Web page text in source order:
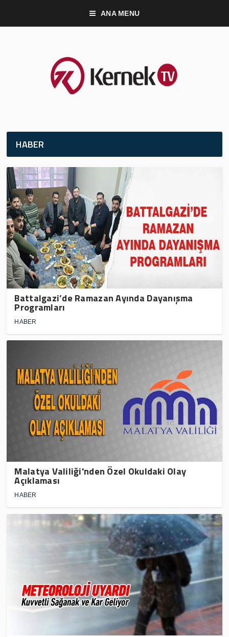
ANA MENU
HABER
Battalgazi’de Ramazan Ayında Dayanışma
Programları
HABER
Malatya Valiliği'nden Özel Okuldaki Olay
Açıklaması
HABER